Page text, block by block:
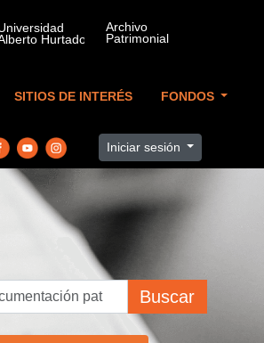
SITIOS DE INTERÉS FONDOS
Iniciar sesión
Buscar